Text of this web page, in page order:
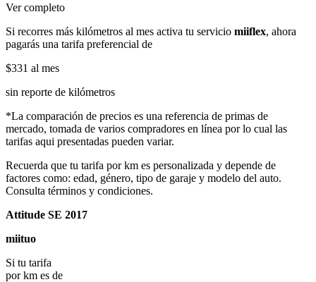
Ver completo
Si recorres más kilómetros al mes activa tu servicio miiflex, ahora
pagarás una tarifa preferencial de
$331 al mes
sin reporte de kilómetros
*La comparación de precios es una referencia de primas de
mercado, tomada de varios compradores en línea por lo cual las
tarifas aqui presentadas pueden variar.
Recuerda que tu tarifa por km es personalizada y depende de
factores como: edad, género, tipo de garaje y modelo del auto.
Consulta términos y condiciones.
Attitude SE 2017
miituo
Si tu tarifa
por km es de